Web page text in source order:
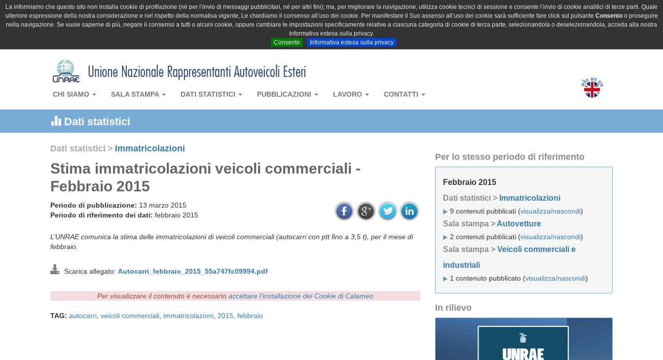
La informiamo che questo sito non installa cookie di profilazione (né per l’invio di messaggi pubblicitari, né per altri fini); ma, per migliorare la navigazione, utilizza cookie tecnici di sessione e consente l’invio di cookie analitici di terze parti. Quale
ulteriore espressione della nostra considerazione e nel rispetto della normativa vigente, Le chiediamo il consenso all’uso dei cookie. Per manifestare il Suo assenso all’uso dei cookie sarà sufficiente fare click sul pulsante Consentoo proseguire
nella navigazione. Se vuole saperne di più, negare il consenso a tutti o alcuni cookie, oppure cambiare le impostazioni specificamente relative a ciascuna categoria di cookie di terza parte, selezionandola o deselezionandola, acceda alla nostra
Informativa estesa sulla privacy.
Consento
Informativa estesa sulla privacy
CHI SIAMO SALA STAMPA DATI STATISTICI PUBBLICAZIONI LAVORO CONTATTI
Dati statistici
Dati statistici > Immatricolazioni
Stima immatricolazioni veicoli commerciali -
Febbraio 2015
Periodo di pubblicazione: 13 marzo 2015
Periodo di riferimento dei dati: febbraio 2015
L’UNRAE comunica la stima delle immatricolazioni di veicoli commerciali (autocarri con ptt fino a 3,5 t), per il mese di
febbraio.
Scarica allegato: Autocarri_febbraio_2015_55a747fc09994.pdf
Per visualizzare il contenuto è necessario accettare l'installazione dei Cookie di Calameo
TAG: autocarri veicoli commerciali immatricolazioni 2015 febbraio
Per lo stesso periodo di riferimento
Febbraio 2015
Dati statistici > Immatricolazioni
9 contenuti pubblicati (visualizza/nascondi)
Sala stampa > Autovetture
2 contenuti pubblicati (visualizza/nascondi)
Sala stampa > Veicoli commerciali e
industriali
1 contenuto pubblicato (visualizza/nascondi)
In rilievo